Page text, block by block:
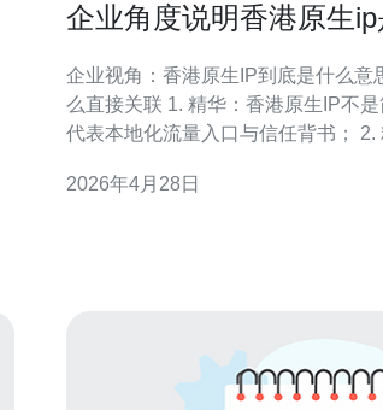
企业角度说明香港原生
企业视角：香港原生IP到底是什么意
么直接关联 1. 精华：香港原生IP不是简单的“IP地址”，它
代表本地化流量入口与信任背书； 2.
华：企业应把原生IP作为< b>海外营
2026年4月28日